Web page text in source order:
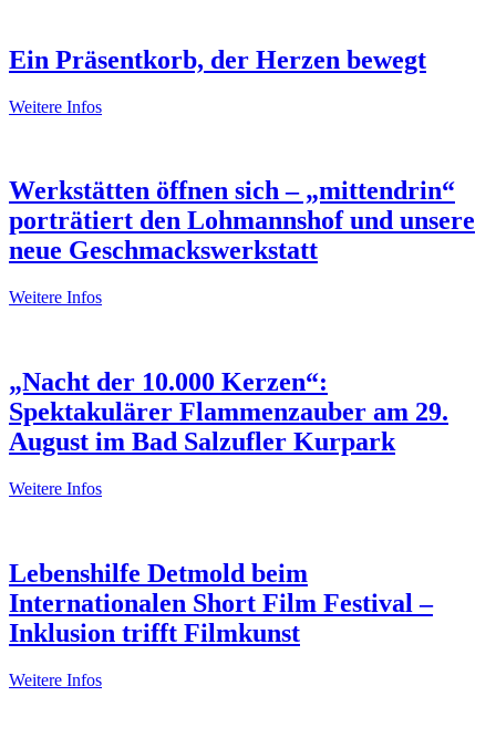
Ein Präsentkorb, der Herzen bewegt
Weitere Infos
Werkstätten öffnen sich – „mittendrin“
porträtiert den Lohmannshof und unsere
neue Geschmackswerkstatt
Weitere Infos
„Nacht der 10.000 Kerzen“:
Spektakulärer Flammenzauber am 29.
August im Bad Salzufler Kurpark
Weitere Infos
Lebenshilfe Detmold beim
Internationalen Short Film Festival –
Inklusion trifft Filmkunst
Weitere Infos